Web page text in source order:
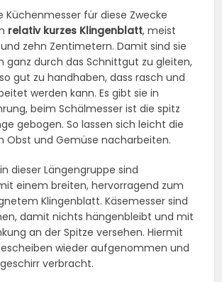
Küchenmesser für diese Zwecke
relativ kurzes Klingenblatt, meist
zehn Zentimetern. Damit sind sie
ganz durch das Schnittgut zu gleiten,
gut zu handhaben, dass rasch und
werden kann. Es gibt sie in
beim Schälmesser ist die spitz
gebogen. So lassen sich leicht die
Obst und Gemüse nacharbeiten.
dieser Längengruppe sind
einem breiten, hervorragend zum
Klingenblatt. Käsemesser sind
damit nichts hängenbleibt und mit
an der Spitze versehen. Hiermit
wieder aufgenommen und
verbracht.